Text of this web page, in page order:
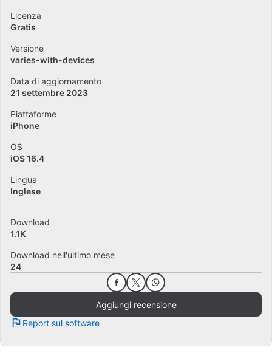
Licenza
Gratis
Versione
varies-with-devices
Data di aggiornamento
21 settembre 2023
Piattaforme
iPhone
OS
iOS 16.4
Lingua
Inglese
Download
1.1K
Download nell'ultimo mese
24
Aggiungi recensione
Report sul software